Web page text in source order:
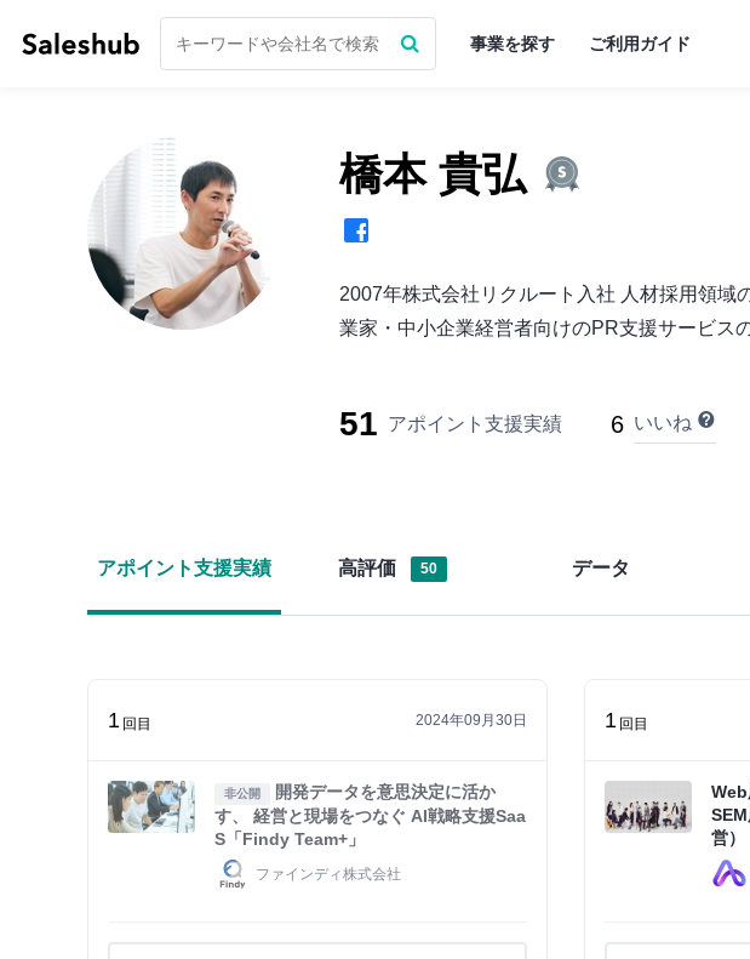
事業を探す ご利用ガイド
橋本 貴弘
2007年株式会社リクルート入社 人材採用領域
業家・中小企業経営者向けのPR支援サービス
51 アポイント支援実績 6 いいね
アポイント支援実績 高評価 50 データ
1 回目 2024年09月30日
非公開
開発データを意思決定に活か
す、 経営と現場をつなぐ AI戦略支援Saa
S「Findy Team+」
ファインディ株式会社
1 回目
Web
営）
無料会員登録してログインすると
「いいね」ができるようになります
まずは無料会員登録